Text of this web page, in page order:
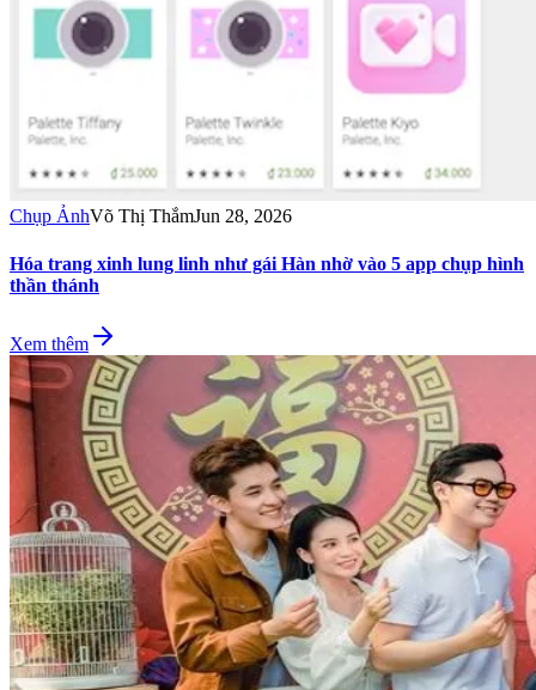
Chụp ẢnhVõ Thị ThắmJun 28, 2026
Hóa trang xinh lung linh như gái Hàn nhờ vào 5 app chụp hình
thần thánh
Xem thêm